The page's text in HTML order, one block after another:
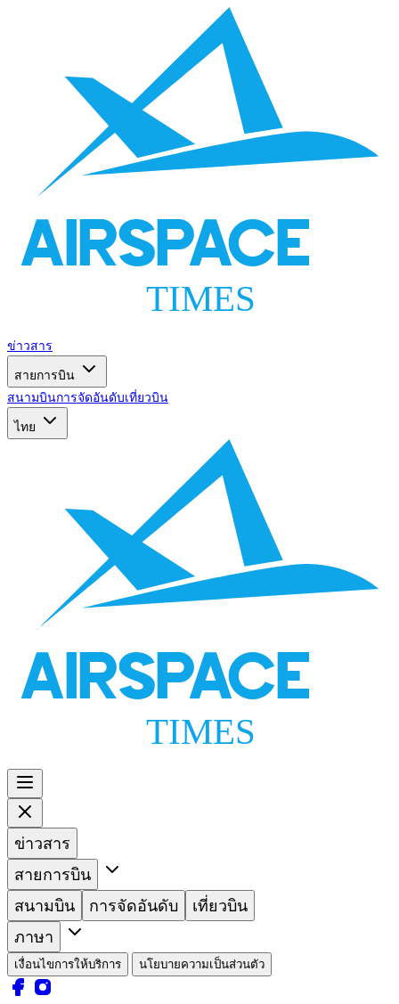
AIRSPACE
TIMES
ข่าวสาร
สายการบิน
สนามบินการจัดอันดับเที่ยวบิน
ไทย
AIRSPACE
TIMES
ข่าวสาร
สายการบิน
สนามบิน
การจัดอันดับ
เที่ยวบิน
ภาษา
เงื่อนไขการให้บริการ นโยบายความเป็นส่วนตัว